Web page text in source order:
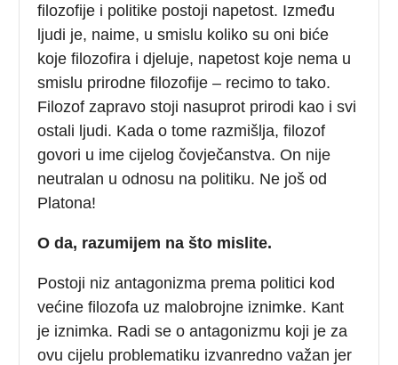
filozofije i politike postoji napetost. Između
ljudi je, naime, u smislu koliko su oni biće
koje filozofira i djeluje, napetost koje nema u
smislu prirodne filozofije – recimo to tako.
Filozof zapravo stoji nasuprot prirodi kao i svi
ostali ljudi. Kada o tome razmišlja, filozof
govori u ime cijelog čovječanstva. On nije
neutralan u odnosu na politiku. Ne još od
Platona!
O da, razumijem na što mislite.
Postoji niz antagonizma prema politici kod
većine filozofa uz malobrojne iznimke. Kant
je iznimka. Radi se o antagonizmu koji je za
ovu cijelu problematiku izvanredno važan jer